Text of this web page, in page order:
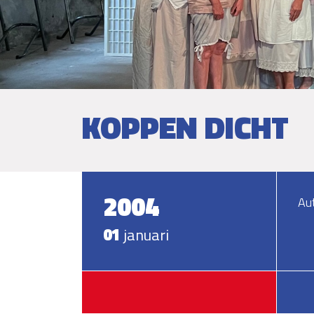
KOPPEN DICHT
2004
01 januari